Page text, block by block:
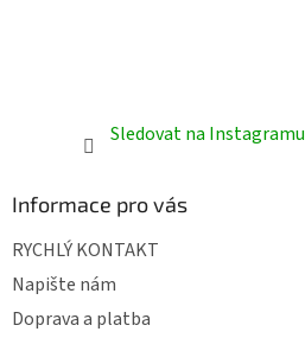
Sledovat na Instagramu
Informace pro vás
RYCHLÝ KONTAKT
Napište nám
Doprava a platba